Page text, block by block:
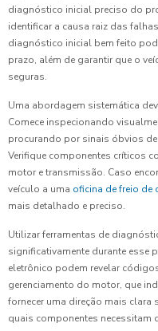
diagnóstico inicial preciso do
identificar a causa raiz das
diagnóstico inicial bem feito
prazo, além de garantir que o
seguras.
Uma abordagem sistemática
Comece inspecionando
procurando por sinais óbvios
Verifique componentes críticos
motor e transmissão. Caso
veículo a uma oficina de freio de
mais detalhado e preciso.
Utilizar ferramentas de
significativamente durante esse
eletrônico podem revelar
gerenciamento do motor, que
fornecer uma direção mais clara
quais componentes necessitam